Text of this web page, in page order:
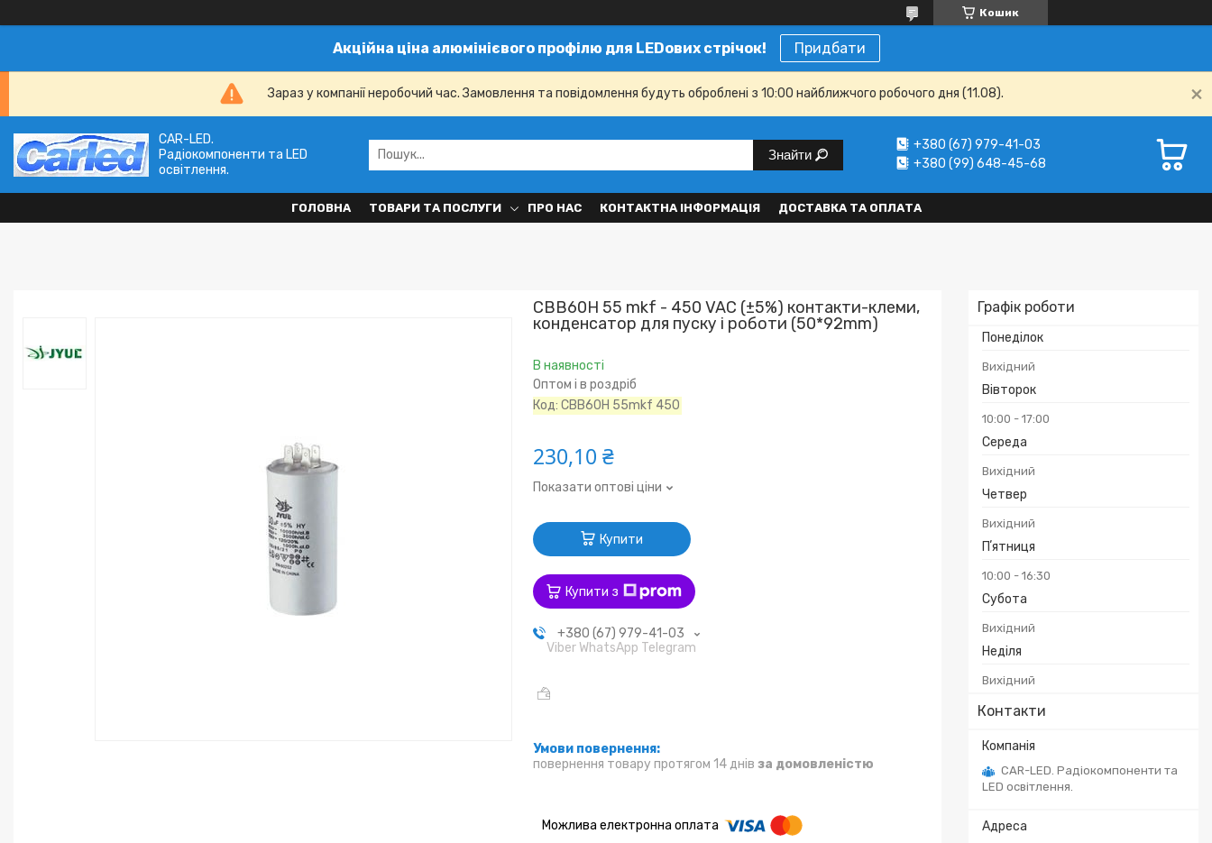
Кошик
Акційна ціна алюмінієвого профілю для LEDових стрічок! Придбати
Зараз у компанії неробочий час. Замовлення та повідомлення будуть оброблені з 10:00 найближчого робочого дня (11.08).
CAR-LED.
Радіокомпоненти та LED
освітлення.
Знайти
+380 (67) 979-41-03
+380 (99) 648-45-68
ГОЛОВНА ТОВАРИ ТА ПОСЛУГИ ПРО НАС КОНТАКТНА ІНФОРМАЦІЯ ДОСТАВКА ТА ОПЛАТА
Графік роботи
Понеділок
Вихідний
Вівторок
10:00 17:00
Середа
Вихідний
Четвер
Вихідний
Пʼятниця
10:00 16:30
Субота
Вихідний
Неділя
Вихідний
Контакти
CAR-LED. Радіокомпоненти та
LED освітлення.
CBB60H 55 mkf - 450 VAC (±5%) контакти-клеми,
конденсатор для пуску і роботи (50*92mm)
В наявності
Оптом і в роздріб
Код:CBB60H 55mkf 450
230,10 ₴
Показати оптові ціни
Купити
Купити з
+380 (67) 979-41-03
Viber WhatsApp Telegram
повернення товару протягом 14 днів за домовленістю